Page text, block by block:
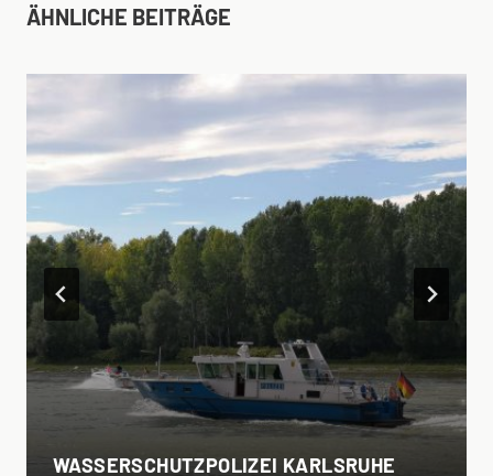
ÄHNLICHE BEITRÄGE
WASSERSCHUTZPOLIZEI KARLSRUHE